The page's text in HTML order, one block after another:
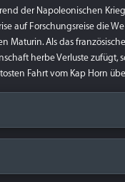
der Napoleonischen
auf Forschungsreise die
Maturin. Als das
herbe Verluste zufügt,
Fahrt vom Kap Horn